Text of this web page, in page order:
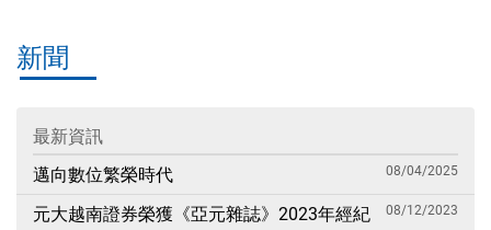
新聞
最新資訊
邁向數位繁榮時代
08/04/2025
元大越南證券榮獲《亞元雜誌》2023年經紀
08/12/2023